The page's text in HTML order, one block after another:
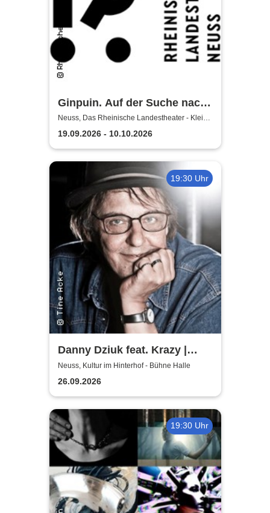
Ginpuin. Auf der Suche nach
dem großen Glück - Das
Rheinische Landestheater
Neuss
Neuss, Das Rheinische Landestheater - Kleine
Bühne
19.09.2026 - 10.10.2026
19:30 Uhr
Danny Dziuk feat. Krazy |
Kultur im Hinterhof
Neuss, Kultur im Hinterhof - Bühne Halle
26.09.2026
19:30 Uhr